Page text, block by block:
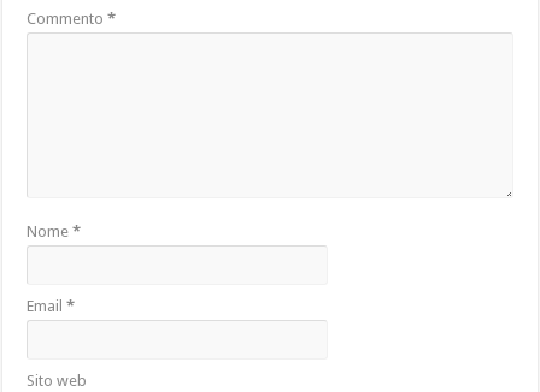
Commento*
Nome*
Email*
Sito web